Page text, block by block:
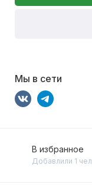
Мы в сети
В избранное
Добавлили 1